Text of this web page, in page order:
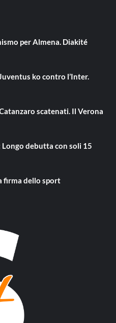
per Almena. Diakité
ko contro l’Inter.
scatenati. Il Verona
debutta con soli 15
firma dello sport